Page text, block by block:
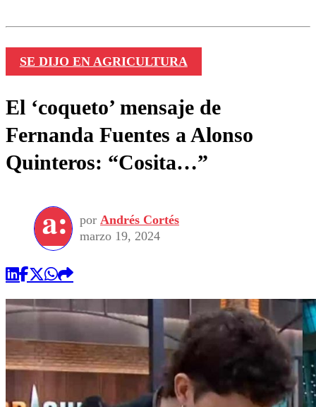
SE DIJO EN AGRICULTURA
El ‘coqueto’ mensaje de
Fernanda Fuentes a Alonso
Quinteros: “Cosita…”
por Andrés Cortés
marzo 19, 2024